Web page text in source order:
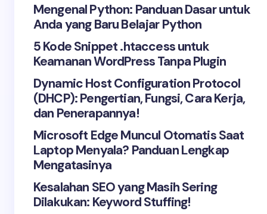
Mengenal Python: Panduan Dasar untuk
Anda yang Baru Belajar Python
5 Kode Snippet .htaccess untuk
Keamanan WordPress Tanpa Plugin
Dynamic Host Configuration Protocol
(DHCP): Pengertian, Fungsi, Cara Kerja,
dan Penerapannya!
Microsoft Edge Muncul Otomatis Saat
Laptop Menyala? Panduan Lengkap
Mengatasinya
Kesalahan SEO yang Masih Sering
Dilakukan: Keyword Stuffing!